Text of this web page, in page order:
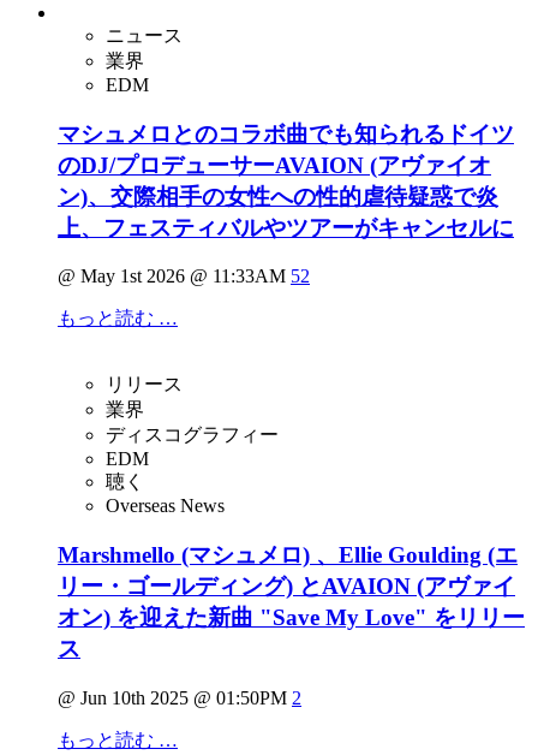
ニュース
業界
EDM
マシュメロとのコラボ曲でも知られるドイツ
のDJ/プロデューサーAVAION (アヴァイオ
ン)、交際相手の女性への性的虐待疑惑で炎
上、フェスティバルやツアーがキャンセルに
@ May 1st 2026 @ 11:33AM 52
もっと読む …
リリース
業界
ディスコグラフィー
EDM
聴く
Overseas News
Marshmello (マシュメロ) 、Ellie Goulding (エ
リー・ゴールディング) とAVAION (アヴァイ
オン) を迎えた新曲 "Save My Love" をリリー
ス
@ Jun 10th 2025 @ 01:50PM 2
もっと読む …